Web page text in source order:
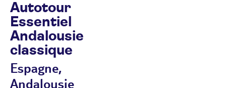
Autotour
Essentiel
Andalousie
classique
Espagne,
Andalousie